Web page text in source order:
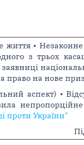
життя •
з трьох
право на нове
аспект) •
проти України"